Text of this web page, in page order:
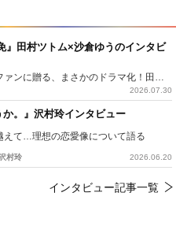
』田村ツトム×沙倉ゆうのインタビ
2026.07.30
か。』沢村玲インタビュー
えて…理想の恋愛像について語る
村玲 2026.06.20
インタビュー記事一覧